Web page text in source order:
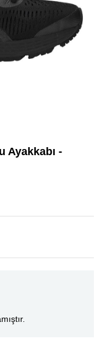
Ayakkabı -